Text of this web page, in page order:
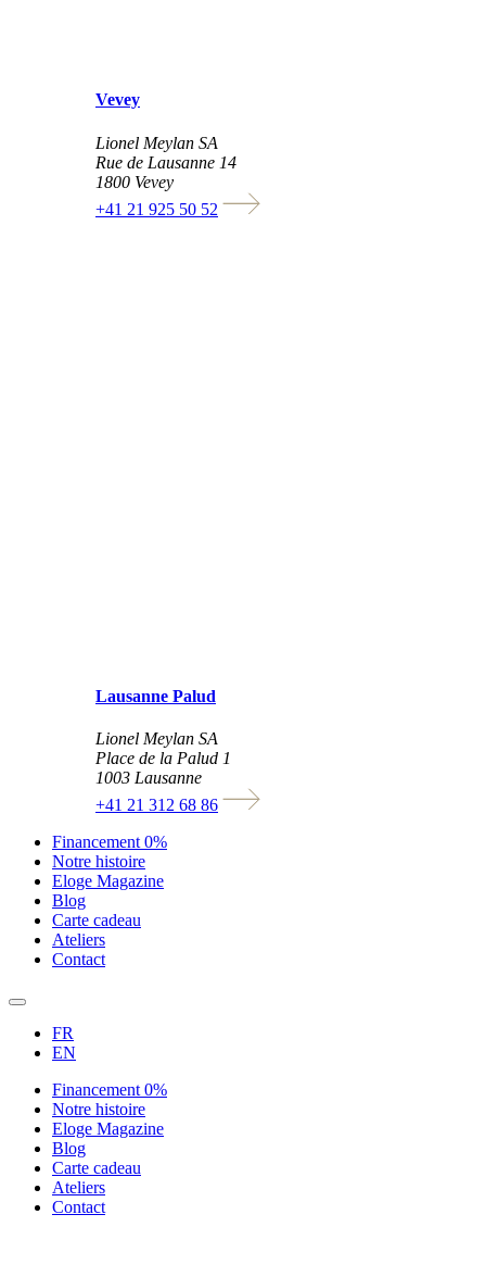
Vevey
Lionel Meylan SA
Rue de Lausanne 14
1800 Vevey
+41 21 925 50 52
Lausanne Palud
Lionel Meylan SA
Place de la Palud 1
1003 Lausanne
+41 21 312 68 86
Financement 0%
Notre histoire
Eloge Magazine
Blog
Carte cadeau
Ateliers
Contact
FR
EN
Financement 0%
Notre histoire
Eloge Magazine
Blog
Carte cadeau
Ateliers
Contact